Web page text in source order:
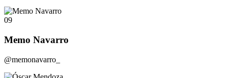
09
Memo Navarro
@memonavarro_